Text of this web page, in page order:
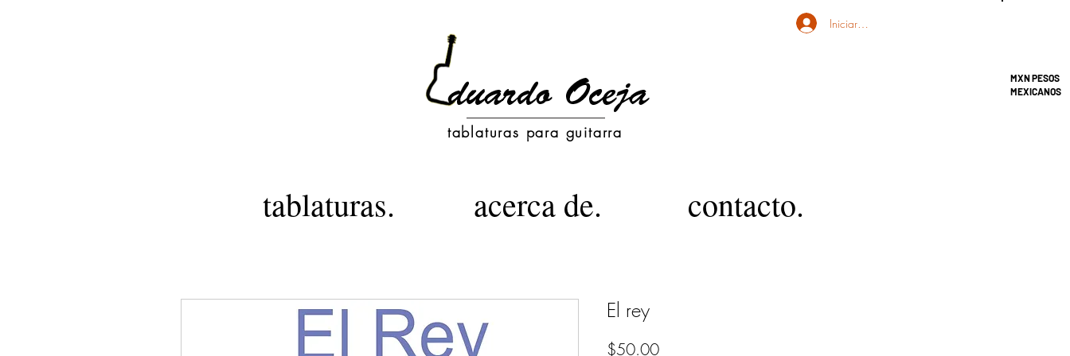
MXN PESOS
MEXICANOS
Iniciar sesión
tablaturas para guitarra
tablaturas. acerca de. contacto.
El rey
$50.00Precio